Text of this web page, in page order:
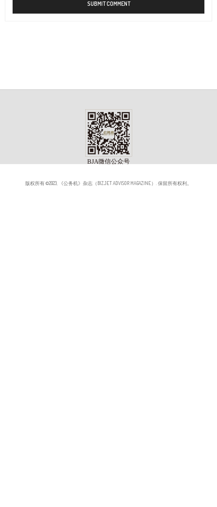
版权所有 ©2023, 《公务机》杂志（BIZJET ADVISOR MAGAZINE）. 保留所有权利。